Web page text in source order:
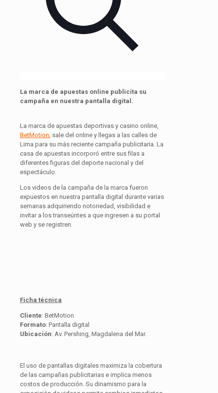
La marca de apuestas online publicita su
campaña en nuestra pantalla digital.
La marca de apuestas deportivas y casino online,
BetMotion , sale del online y llegas a las calles de
Lima para su más reciente campaña publicitaria. La
casa de apuestas incorporó entre sus filas a
diferentes figuras del deporte nacional y del
espectáculo.
Los videos de la campaña de la marca fueron
expuestos en nuestra pantalla digital durante varias
semanas adquiriendo notoriedad, visibilidad e
invitar a los transeúntes a que ingresen a su portal
web y se registren.
Ficha técnica
Cliente: BetMotion
Formato: Pantalla digital
Ubicación: Av. Pershing, Magdalena del Mar.
El uso de pantallas digitales maximiza la cobertura
de las campañas publicitarias e implica menos
costos de producción. Su dinamismo para la